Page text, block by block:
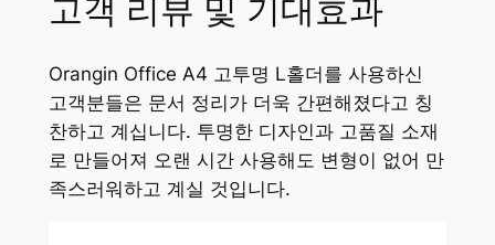
고객 리뷰 및 기대효과
Orangin Office A4 고투명 L홀더를 사용하신
고객분들은 문서 정리가 더욱 간편해졌다고 칭
찬하고 계십니다. 투명한 디자인과 고품질 소재
로 만들어져 오랜 시간 사용해도 변형이 없어 만
족스러워하고 계실 것입니다.